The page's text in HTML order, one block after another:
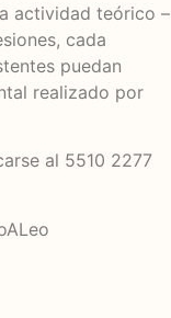
actividad teórico –
cada
puedan
realizado por
al 5510 2277